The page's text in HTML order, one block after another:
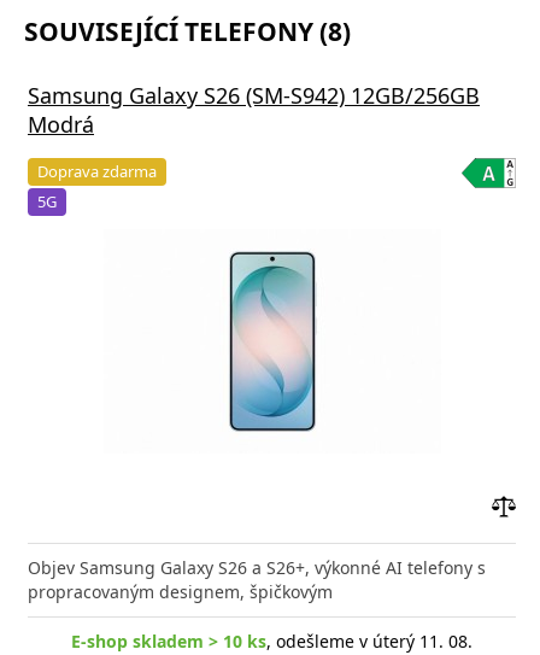
SOUVISEJÍCÍ TELEFONY (8)
Samsung Galaxy S26 (SM-S942) 12GB/256GB
Modrá
Doprava zdarma
5G
Objev Samsung Galaxy S26 a S26+, výkonné AI telefony s
propracovaným designem, špičkovým
E-shop skladem > 10 ks, odešleme v úterý 11. 08.